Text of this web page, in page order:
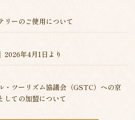
リーのご使用について
2026年4月1日より
・ツーリズム協議会（GSTC）への京
しての加盟について
フォーム
フォーム